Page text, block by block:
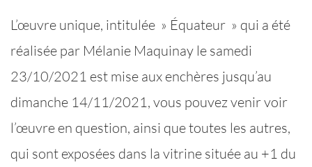
L’œuvre unique, intitulée » Équateur » qui a été
réalisée par Mélanie Maquinay le samedi
23/10/2021 est mise aux enchères jusqu’au
dimanche 14/11/2021, vous pouvez venir voir
l’œuvre en question, ainsi que toutes les autres,
qui sont exposées dans la vitrine située au +1 du